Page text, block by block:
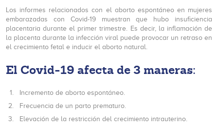
Los informes relacionados con el aborto espontáneo en mujeres
embarazadas con Covid-19 muestran que hubo insuficiencia
placentaria durante el primer trimestre. Es decir, la inflamación de
la placenta durante la infección viral puede provocar un retraso en
el crecimiento fetal e inducir el aborto natural.
El Covid-19 afecta de 3 maneras:
Incremento de aborto espontáneo.
Frecuencia de un parto prematuro.
Elevación de la restricción del crecimiento intrauterino.